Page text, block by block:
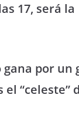
17, será la
gana por un
“celeste”